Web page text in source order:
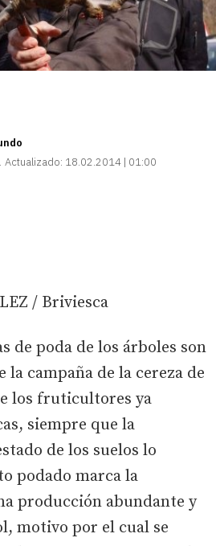
Actualizado: 18.02.2014 | 01:00
/ Briviesca
de poda de los árboles son
la campaña de la cereza de
los fruticultores ya
siempre que la
de los suelos lo
podado marca la
producción abundante y
motivo por el cual se